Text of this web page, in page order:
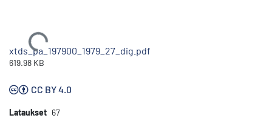
Ladataan...
xtds_pa_197900_1979_27_dig.pdf
619.98 KB
CC BY 4.0
Lataukset 67